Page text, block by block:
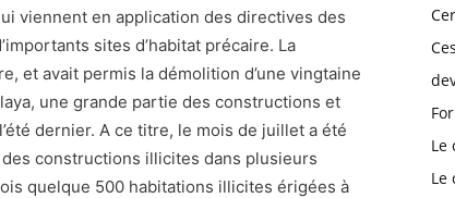
viennent en application des directives des
sites d’habitat précaire. La
et avait permis la démolition d’une vingtaine
une grande partie des constructions et
dernier. A ce titre, le mois de juillet a été
constructions illicites dans plusieurs
quelque 500 habitations illicites érigées à
Le
Le